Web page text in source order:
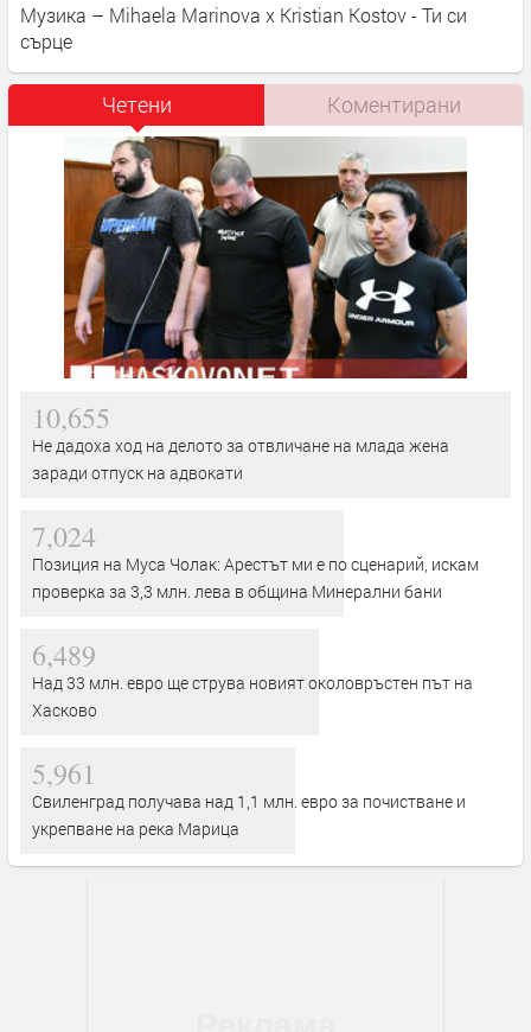
Музика – Mihaela Marinova x Kristian Kostov - Ти си
сърце
Четени Коментирани
10,655
Не дадоха ход на делото за отвличане на млада жена
заради отпуск на адвокати
7,024
Позиция на Муса Чолак: Арестът ми е по сценарий, искам
проверка за 3,3 млн. лева в община Минерални бани
6,489
Над 33 млн. евро ще струва новият околовръстен път на
Хасково
5,961
Свиленград получава над 1,1 млн. евро за почистване и
укрепване на река Марица